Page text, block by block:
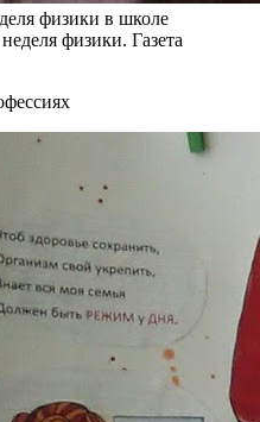
физики в школе
физики. Газета